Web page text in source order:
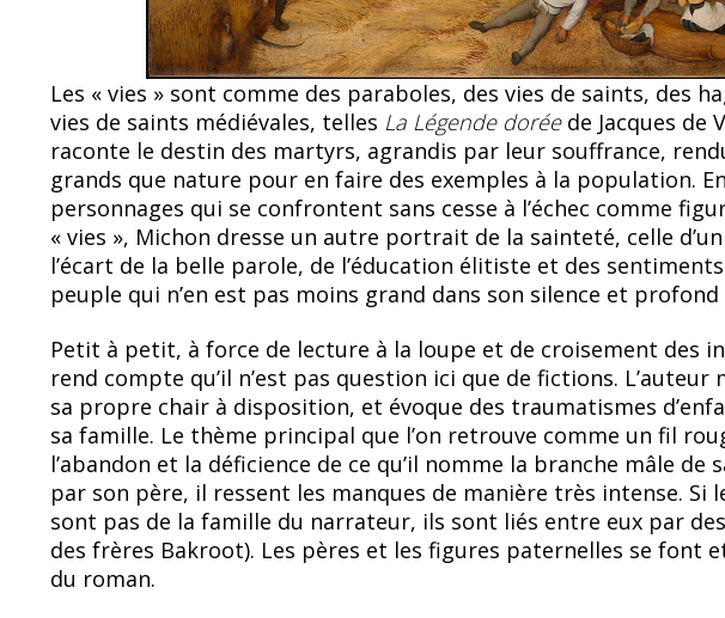
Les « vies » sont comme des paraboles, des vies de saints, des
vies de saints médiévales, telles La Légende doréede Jacques de
raconte le destin des martyrs, agrandis par leur souffrance,
grands que nature pour en faire des exemples à la population.
personnages qui se confrontent sans cesse à l’échec comme
« vies », Michon dresse un autre portrait de la sainteté, celle
l’écart de la belle parole, de l’éducation élitiste et des
peuple qui n’en est pas moins grand dans son silence et profond
Petit à petit, à force de lecture à la loupe et de croisement des
rend compte qu’il n’est pas question ici que de fictions.
sa propre chair à disposition, et évoque des traumatismes
sa famille. Le thème principal que l’on retrouve comme un fil
l’abandon et la déficience de ce qu’il nomme la branche mâle de
par son père, il ressent les manques de manière très intense. Si
sont pas de la famille du narrateur, ils sont liés entre eux par
des frères Bakroot). Les pères et les figures paternelles se font
du roman.